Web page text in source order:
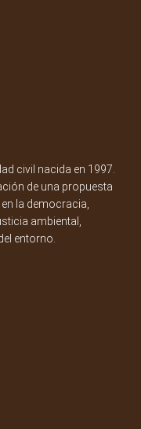
civil nacida en 1997.
de una propuesta
la democracia,
ambiental,
entorno.